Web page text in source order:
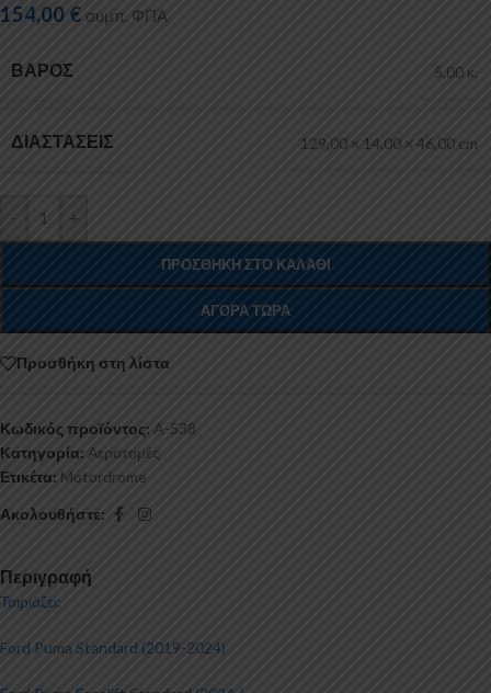
154,00 € συμπ. ΦΠΑ
ΒΆΡΟΣ 5,00 κ.
ΔΙΑΣΤΆΣΕΙΣ 129,00 × 14,00 × 46,00 cm
- +
ΠΡΟΣΘΉΚΗ ΣΤΟ ΚΑΛΆΘΙ
ΑΓΟΡΆ ΤΏΡΑ
Προσθήκη στη λίστα
Κωδικός προϊόντος: A-538
Κατηγορία: Αεροτομές
Ετικέτα: Motordrome
Ακολουθήστε:
Περιγραφή
Ταιριάζει:
Ford Puma Standard (2019-2024)